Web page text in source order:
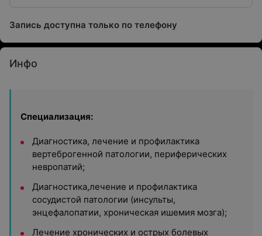
Запись доступна только по телефону
Инфо
Специализация:
Диагностика, лечение и профилактика
вертеброгенной патологии, периферических
невропатий;
Диагностика,лечение и профилактика
сосудистой патологии (инсульты,
энцефалопатии, хроническая ишемия мозга);
Лечение хронических и острых болевых